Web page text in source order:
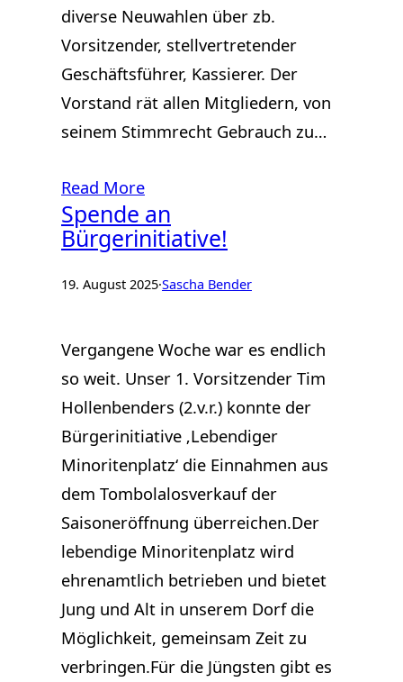
diverse Neuwahlen über zb.
Vorsitzender, stellvertretender
Geschäftsführer, Kassierer. Der
Vorstand rät allen Mitgliedern, von
seinem Stimmrecht Gebrauch zu…
Read More
Spende an
Bürgerinitiative!
19. August 2025·Sascha Bender
Vergangene Woche war es endlich
so weit. Unser 1. Vorsitzender Tim
Hollenbenders (2.v.r.) konnte der
Bürgerinitiative ‚Lebendiger
Minoritenplatz‘ die Einnahmen aus
dem Tombolalosverkauf der
Saisoneröffnung überreichen.Der
lebendige Minoritenplatz wird
ehrenamtlich betrieben und bietet
Jung und Alt in unserem Dorf die
Möglichkeit, gemeinsam Zeit zu
verbringen.Für die Jüngsten gibt es